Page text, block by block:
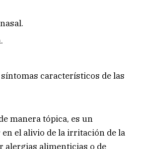
característicos de las
manera tópica, es un
el alivio de la irritación de la
alergias alimenticias o de